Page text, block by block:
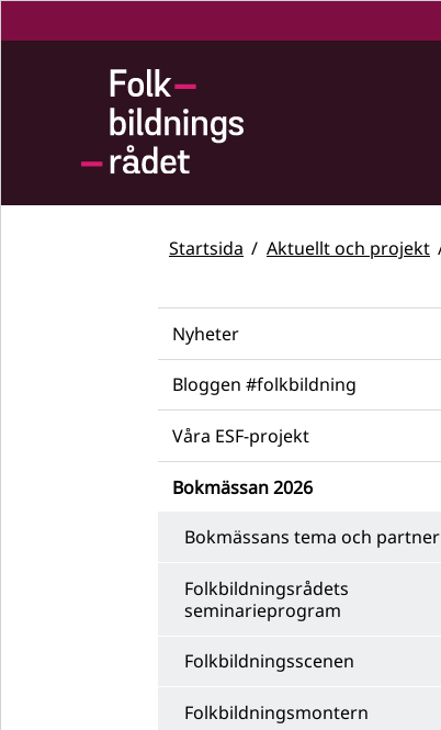
Startsida Aktuellt och projekt
Nyheter
Bloggen #folkbildning
Våra ESF-projekt
Bokmässan 2026
Bokmässans tema och partner
Folkbildningsrådets
seminarieprogram
Folkbildningsscenen
Folkbildningsmontern